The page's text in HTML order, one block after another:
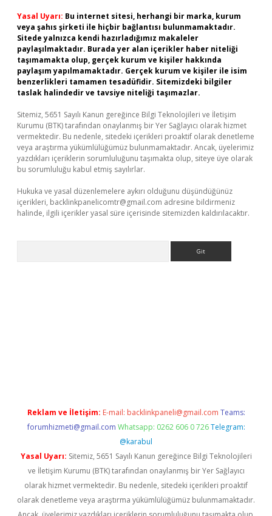
Yasal Uyarı: Bu internet sitesi, herhangi bir marka, kurum
veya şahıs şirketi ile hiçbir bağlantısı bulunmamaktadır.
Sitede yalnızca kendi hazırladığımız makaleler
paylaşılmaktadır. Burada yer alan içerikler haber niteliği
taşımamakta olup, gerçek kurum ve kişiler hakkında
paylaşım yapılmamaktadır. Gerçek kurum ve kişiler ile isim
benzerlikleri tamamen tesadüfidir. Sitemizdeki bilgiler
taslak halindedir ve tavsiye niteliği taşımazlar.
Sitemiz, 5651 Sayılı Kanun gereğince Bilgi Teknolojileri ve İletişim
Kurumu (BTK) tarafından onaylanmış bir Yer Sağlayıcı olarak hizmet
vermektedir. Bu nedenle, sitedeki içerikleri proaktif olarak denetleme
veya araştırma yükümlülüğümüz bulunmamaktadır. Ancak, üyelerimiz
yazdıkları içeriklerin sorumluluğunu taşımakta olup, siteye üye olarak
bu sorumluluğu kabul etmiş sayılırlar.
Hukuka ve yasal düzenlemelere aykırı olduğunu düşündüğünüz
içerikleri, backlinkpanelicomtr@gmail.com adresine bildirmeniz
halinde, ilgili içerikler yasal süre içerisinde sitemizden kaldırılacaktır.
Reklam ve İletişim: E-mail: backlinkpaneli@gmail.com Teams:
forumhizmeti@gmail.com Whatsapp: 0262 606 0 726 Telegram:
@karabul
Yasal Uyarı: Sitemiz, 5651 Sayılı Kanun gereğince Bilgi Teknolojileri
ve İletişim Kurumu (BTK) tarafından onaylanmış bir Yer Sağlayıcı
olarak hizmet vermektedir. Bu nedenle, sitedeki içerikleri proaktif
olarak denetleme veya araştırma yükümlülüğümüz bulunmamaktadır.